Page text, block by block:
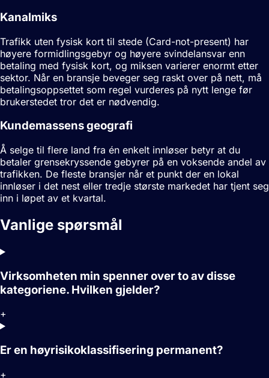
Kanalmiks
Trafikk uten fysisk kort til stede (Card-not-present) har
høyere formidlingsgebyr og høyere svindelansvar enn
betaling med fysisk kort, og miksen varierer enormt etter
sektor. Når en bransje beveger seg raskt over på nett, må
betalingsoppsettet som regel vurderes på nytt lenge før
brukerstedet tror det er nødvendig.
Kundemassens geografi
Å selge til flere land fra én enkelt innløser betyr at du
betaler grensekryssende gebyrer på en voksende andel av
trafikken. De fleste bransjer når et punkt der en lokal
innløser i det nest eller tredje største markedet har tjent seg
inn i løpet av et kvartal.
Vanlige spørsmål
Virksomheten min spenner over to av disse
kategoriene. Hvilken gjelder?
+
Er en høyrisikoklassifisering permanent?
+